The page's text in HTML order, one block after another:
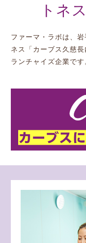
トネ
ファーマ・ラボは、
ネス「カーブス久慈
ランチャイズ企業です